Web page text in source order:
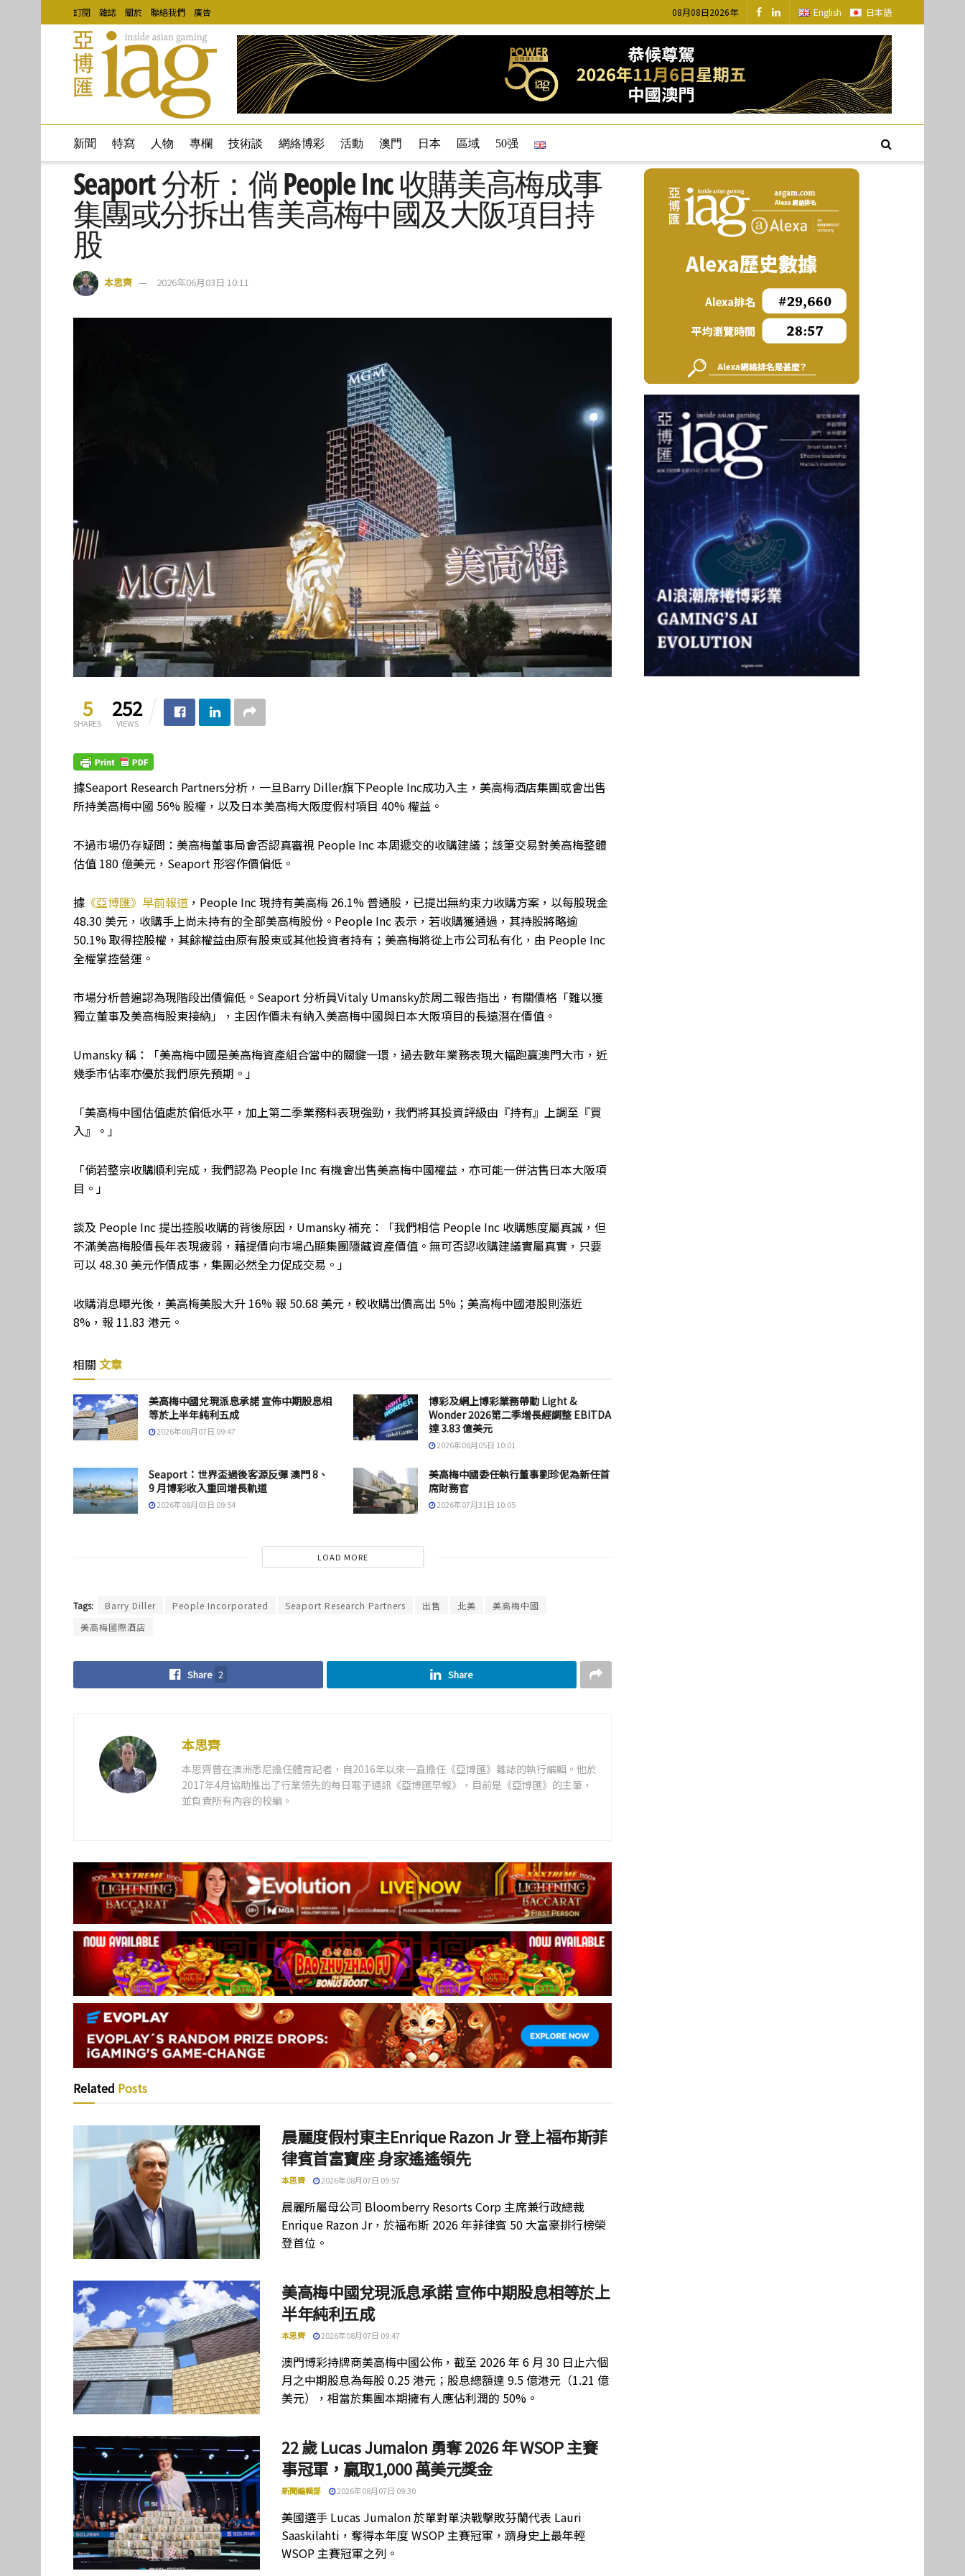
訂閱 雜誌 關於 聯絡我們 廣告 08月08日2026年 English 日本語
新聞 特寫 人物 專欄 技術談 網絡博彩 活動 澳門 日本 區域 50强
Seaport 分析：倘 People Inc 收購美高梅成事
集團或分拆出售美高梅中國及大阪項目持
股
本思齊 2026年06月03日 10:11
5
SHARES
252
VIEWS
據Seaport Research Partners分析，一旦Barry Diller旗下People Inc成功入主，美高梅酒店集團或會出售
所持美高梅中國 56% 股權，以及日本美高梅大阪度假村項目 40% 權益。
不過市場仍存疑問：美高梅董事局會否認真審視 People Inc 本周遞交的收購建議；該筆交易對美高梅整體
估值 180 億美元，Seaport 形容作價偏低。
據 《亞博匯》早前報道 ，People Inc 現持有美高梅 26.1% 普通股，已提出無約束力收購方案，以每股現金
48.30 美元，收購手上尚未持有的全部美高梅股份。People Inc 表示，若收購獲通過，其持股將略逾
50.1% 取得控股權，其餘權益由原有股東或其他投資者持有；美高梅將從上市公司私有化，由 People Inc
全權掌控營運。
市場分析普遍認為現階段出價偏低。Seaport 分析員Vitaly Umansky於周二報告指出，有關價格「難以獲
獨立董事及美高梅股東接納」，主因作價未有納入美高梅中國與日本大阪項目的長遠潛在價值。
Umansky 稱：「美高梅中國是美高梅資產組合當中的關鍵一環，過去數年業務表現大幅跑贏澳門大市，近
幾季市佔率亦優於我們原先預期。」
「美高梅中國估值處於偏低水平，加上第二季業務料表現強勁，我們將其投資評級由『持有』上調至『買
入』。」
「倘若整宗收購順利完成，我們認為 People Inc 有機會出售美高梅中國權益，亦可能一併沽售日本大阪項
目。」
談及 People Inc 提出控股收購的背後原因，Umansky 補充：「我們相信 People Inc 收購態度屬真誠，但
不滿美高梅股價長年表現疲弱，藉提價向市場凸顯集團隱藏資產價值。無可否認收購建議實屬真實，只要
可以 48.30 美元作價成事，集團必然全力促成交易。」
收購消息曝光後，美高梅美股大升 16% 報 50.68 美元，較收購出價高出 5%；美高梅中國港股則漲近
8%，報 11.83 港元。
相關 文章
美高梅中國兌現派息承諾 宣佈中期股息相
等於上半年純利五成
2026年08月07日 09:47
博彩及網上博彩業務帶動 Light &
Wonder 2026第二季增長經調整 EBITDA
達 3.83 億美元
2026年08月05日 10:01
Seaport：世界盃過後客源反彈 澳門 8、
9 月博彩收入重回增長軌道
2026年08月03日 09:54
美高梅中國委任執行董事劉珍伲為新任首
席財務官
2026年07月31日 10:05
LOAD MORE
Tags: Barry Diller People Incorporated Seaport Research Partners 出售 北美
美高梅中國
美高梅國際酒店
Share 2 Share
本思齊
本思齊曾在澳洲悉尼擔任體育記者，自2016年以來一直擔任《亞博匯》雜誌的執行編輯。他於
2017年4月協助推出了行業領先的每日電子通訊《亞博匯早報》，目前是《亞博匯》的主筆，
並負責所有內容的校編。
Related Posts
晨麗度假村東主Enrique Razon Jr 登上福布斯菲
律賓首富寶座 身家遙遙領先
本思齊 2026年08月07日 09:57
晨麗所屬母公司 Bloomberry Resorts Corp 主席兼行政總裁
Enrique Razon Jr，於福布斯 2026 年菲律賓 50 大富豪排行榜榮
登首位。
美高梅中國兌現派息承諾 宣佈中期股息相等於上
半年純利五成
本思齊 2026年08月07日 09:47
澳門博彩持牌商美高梅中國公佈，截至 2026 年 6 月 30 日止六個
月之中期股息為每股 0.25 港元；股息總額達 9.5 億港元（1.21 億
美元），相當於集團本期擁有人應佔利潤的 50%。
22 歲 Lucas Jumalon 勇奪 2026 年 WSOP 主賽
事冠軍，贏取1,000 萬美元獎金
新聞編輯部 2026年08月07日 09:30
美國選手 Lucas Jumalon 於單對單決戰擊敗芬蘭代表 Lauri
Saaskilahti，奪得本年度 WSOP 主賽冠軍，躋身史上最年輕
WSOP 主賽冠軍之列。